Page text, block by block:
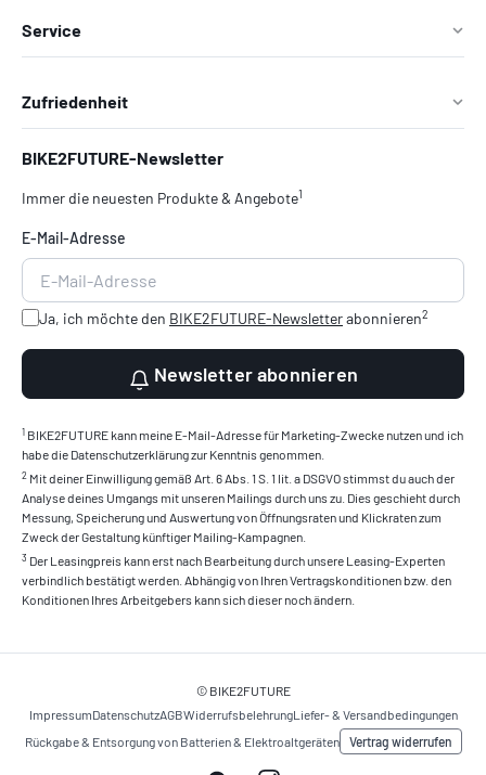
Service
Zufriedenheit
BIKE2FUTURE-Newsletter
Immer die neuesten Produkte & Angebote1
E-Mail-Adresse
Ja, ich möchte den BIKE2FUTURE-Newsletterabonnieren2
Newsletter abonnieren
1 BIKE2FUTURE kann meine E-Mail-Adresse für Marketing-Zwecke nutzen und ich
habe die Datenschutzerklärung zur Kenntnis genommen.
2 Mit deiner Einwilligung gemäß Art. 6 Abs. 1 S. 1 lit. a DSGVO stimmst du auch der
Analyse deines Umgangs mit unseren Mailings durch uns zu. Dies geschieht durch
Messung, Speicherung und Auswertung von Öffnungsraten und Klickraten zum
Zweck der Gestaltung künftiger Mailing-Kampagnen.
3 Der Leasingpreis kann erst nach Bearbeitung durch unsere Leasing-Experten
verbindlich bestätigt werden. Abhängig von Ihren Vertragskonditionen bzw. den
Konditionen Ihres Arbeitgebers kann sich dieser noch ändern.
© BIKE2FUTURE
ImpressumDatenschutzAGBWiderrufsbelehrungLiefer- & Versandbedingungen
Rückgabe & Entsorgung von Batterien & Elektroaltgeräten
Vertrag widerrufen